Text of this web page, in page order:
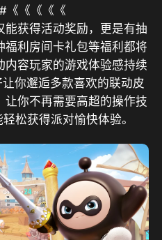
《《《《《
获得活动奖励，更是有抽
利房间卡礼包等福利都将
容玩家的游戏体验感持续
你邂逅多款喜欢的联动皮
你不再需要高超的操作技
松获得派对愉快体验。